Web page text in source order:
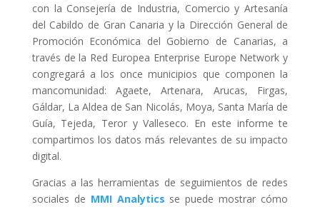
con la Consejería de Industria, Comercio y Artesanía
del Cabildo de Gran Canaria y la Dirección General de
Promoción Económica del Gobierno de Canarias, a
través de la Red Europea Enterprise Europe Network y
congregará a los once municipios que componen la
mancomunidad: Agaete, Artenara, Arucas, Firgas,
Gáldar, La Aldea de San Nicolás, Moya, Santa María de
Guía, Tejeda, Teror y Valleseco. En este informe te
compartimos los datos más relevantes de su impacto
digital.
Gracias a las herramientas de seguimientos de redes
sociales de MMI Analytics se puede mostrar cómo